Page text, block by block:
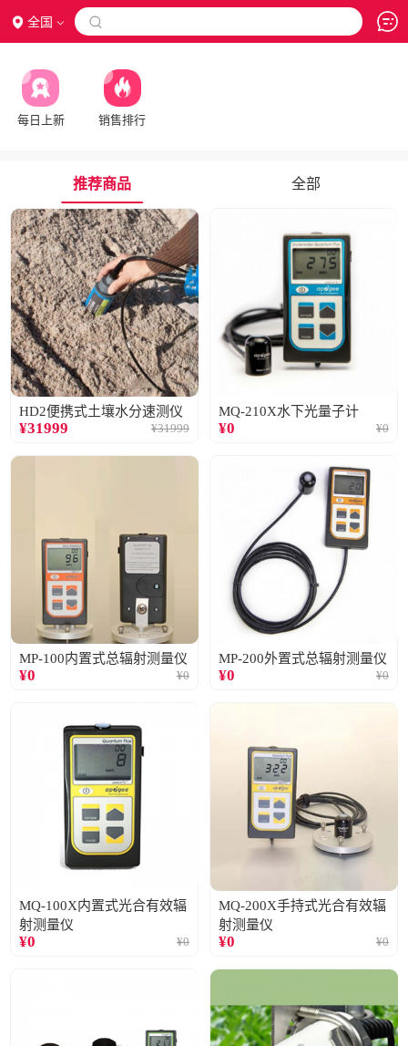
全国 
每日上新 销售排行
推荐商品 全部
HD2便携式土壤水分速测仪
¥31999 ¥31999
MQ-210X水下光量子计
¥0 ¥0
MP-100内置式总辐射测量仪
¥0 ¥0
MP-200外置式总辐射测量仪
¥0 ¥0
MQ-100X内置式光合有效辐
射测量仪
¥0 ¥0
MQ-200X手持式光合有效辐
射测量仪
¥0 ¥0